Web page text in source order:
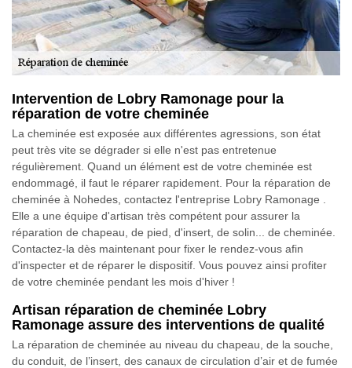
Intervention de Lobry Ramonage pour la
réparation de votre cheminée
La cheminée est exposée aux différentes agressions, son état
peut très vite se dégrader si elle n'est pas entretenue
régulièrement. Quand un élément est de votre cheminée est
endommagé, il faut le réparer rapidement. Pour la réparation de
cheminée à Nohedes, contactez l'entreprise Lobry Ramonage .
Elle a une équipe d'artisan très compétent pour assurer la
réparation de chapeau, de pied, d'insert, de solin... de cheminée.
Contactez-la dès maintenant pour fixer le rendez-vous afin
d'inspecter et de réparer le dispositif. Vous pouvez ainsi profiter
de votre cheminée pendant les mois d'hiver !
Artisan réparation de cheminée Lobry
Ramonage assure des interventions de qualité
La réparation de cheminée au niveau du chapeau, de la souche,
du conduit, de l’insert, des canaux de circulation d’air et de fumée